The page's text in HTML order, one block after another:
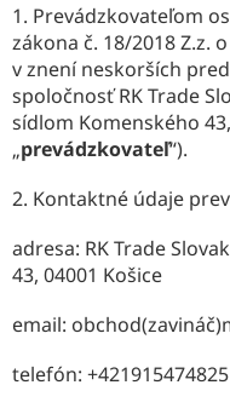
1. Prevádzkovateľom
zákona č. 18/2018 Z.z.
v znení neskorších
spoločnosť RK Trade
sídlom Komenského
„prevádzkovateľ“).
2. Kontaktné údaje
adresa: RK Trade
43, 04001 Košice
email:
telefón: +421915474825